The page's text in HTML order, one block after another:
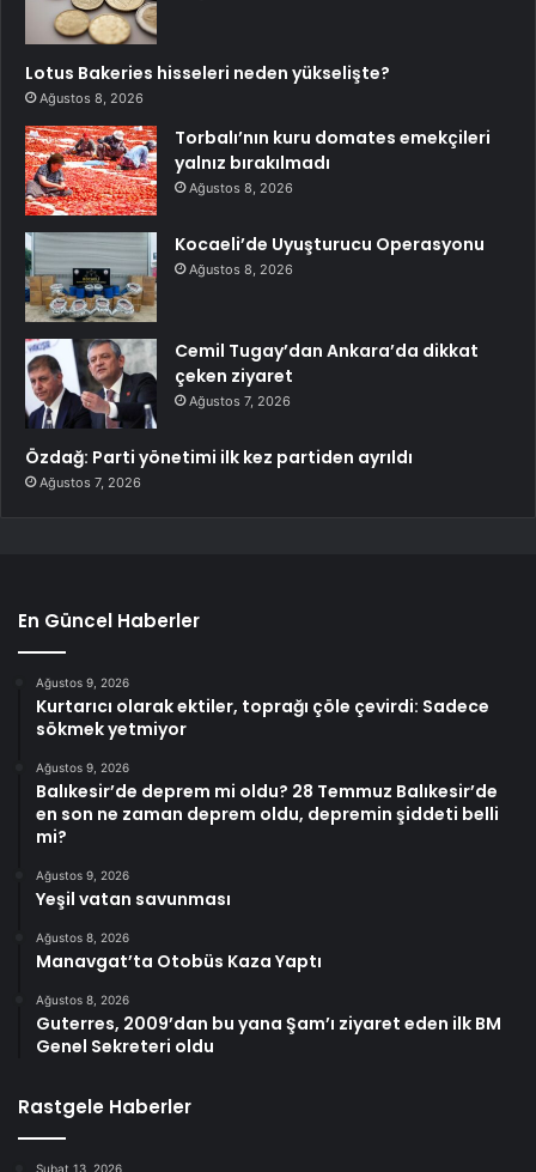
Lotus Bakeries hisseleri neden yükselişte?
Ağustos 8, 2026
Torbalı’nın kuru domates emekçileri
yalnız bırakılmadı
Ağustos 8, 2026
Kocaeli’de Uyuşturucu Operasyonu
Ağustos 8, 2026
Cemil Tugay’dan Ankara’da dikkat
çeken ziyaret
Ağustos 7, 2026
Özdağ: Parti yönetimi ilk kez partiden ayrıldı
Ağustos 7, 2026
En Güncel Haberler
Ağustos 9, 2026
Kurtarıcı olarak ektiler, toprağı çöle çevirdi: Sadece
sökmek yetmiyor
Ağustos 9, 2026
Balıkesir’de deprem mi oldu? 28 Temmuz Balıkesir’de
en son ne zaman deprem oldu, depremin şiddeti belli
mi?
Ağustos 9, 2026
Yeşil vatan savunması
Ağustos 8, 2026
Manavgat’ta Otobüs Kaza Yaptı
Ağustos 8, 2026
Guterres, 2009’dan bu yana Şam’ı ziyaret eden ilk BM
Genel Sekreteri oldu
Rastgele Haberler
Şubat 13, 2026